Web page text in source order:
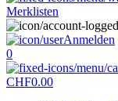
Merklisten
Anmelden
0
CHF0.00